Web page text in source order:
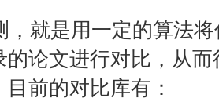
，就是用一定的算法
的论文进行对比，从
前的对比库有：